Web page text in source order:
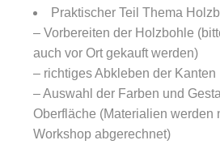
Praktischer Teil Thema
– Vorbereiten der Holzbohle
auch vor Ort gekauft werden)
– richtiges Abkleben der Kanten
– Auswahl der Farben und
Oberfläche (Materialien werden
Workshop abgerechnet)